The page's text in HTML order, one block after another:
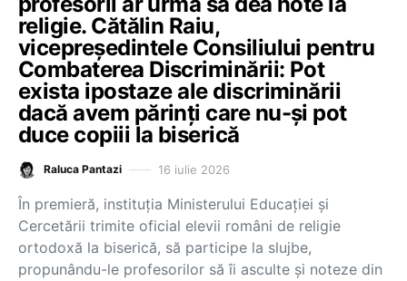
religie. Cătălin Raiu,
vicepreședintele Consiliului pentru
Combaterea Discriminării: Pot
exista ipostaze ale discriminării
dacă avem părinți care nu-și pot
duce copiii la biserică
Raluca Pantazi 16 iulie 2026
În premieră, instituția Ministerului Educației și
Cercetării trimite oficial elevii români de religie
ortodoxă la biserică, să participe la slujbe,
propunându-le profesorilor să îi asculte și noteze din